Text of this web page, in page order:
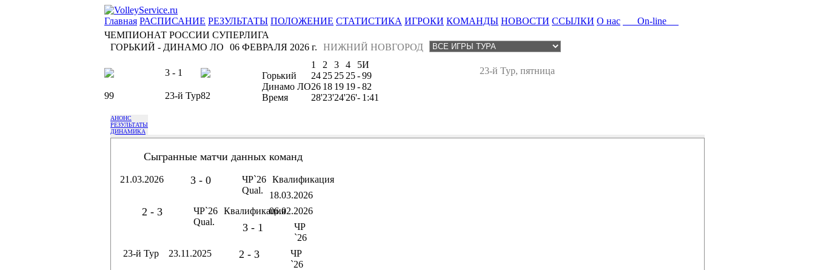
Главная РАСПИСАНИЕ РЕЗУЛЬТАТЫ ПОЛОЖЕНИЕ СТАТИСТИКА ИГРОКИ КОМАНДЫ НОВОСТИ ССЫЛКИ О нас
On-line
ЧЕМПИОНАТ РОССИИ СУПЕРЛИГА
ГОРЬКИЙ - ДИНАМО ЛО
НИЖНИЙ НОВГОРОД
06 ФЕВРАЛЯ 2026 г.
3 - 1
99 23-й Тур82
23-й Тур, пятница
1 2 3 4 5И
Горький
24 25 25 25-99
Динамо ЛО26 18 19 19-82
Время
28'23'24'26'- 1:41
АНОНС
РЕЗУЛЬТАТЫ
ДИНАМИКА
Сыгранные матчи данных команд
21.03.2026 3 - 0
ЧР`26
Qual.
Квалификация
18.03.2026
2 - 3
ЧР`26
Qual.
Квалификация06.02.2026
3 - 1
ЧР
`26
23-й Тур
23.11.2025 2 - 3
ЧР
`26